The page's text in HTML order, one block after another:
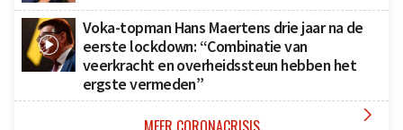
Voka-topman Hans Maertens drie jaar na de
eerste lockdown: “Combinatie van
veerkracht en overheidssteun hebben het
ergste vermeden”
